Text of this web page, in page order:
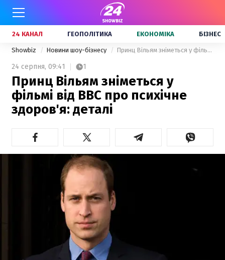
24 КАНАЛ ГЕОПОЛІТИКА ЕКОНОМІКА БІЗНЕС
Showbiz Новини шоу-бізнесу Принц Вільям зніметься у фільмі від BBC про психічне здоров'я: деталі
24 серпня, 09:41 1
Принц Вільям зніметься у
фільмі від BBC про психічне
здоров'я: деталі